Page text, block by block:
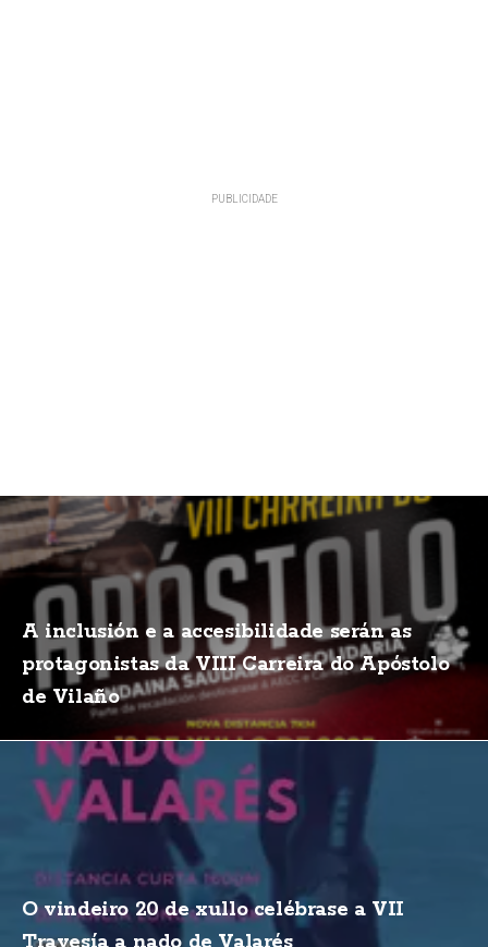
A inclusión e a accesibilidade serán as
protagonistas da VIII Carreira do Apóstolo
de Vilaño
O vindeiro 20 de xullo celébrase a VII